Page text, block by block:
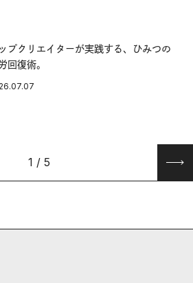
プクリエイターが実践する、ひみつの
回復術。
1 / 5